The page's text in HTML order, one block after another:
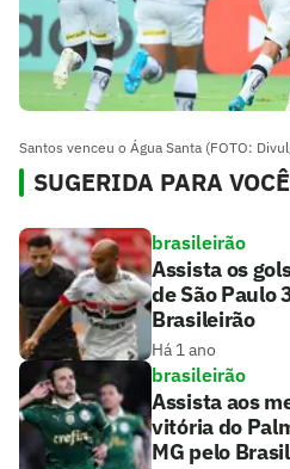
Santos venceu o Água Santa (FOTO:
SUGERIDA PARA
brasileirão
Assista os
de São Paulo
Brasileirão
Há 1 ano
brasileirão
Assista aos
vitória do
MG pelo